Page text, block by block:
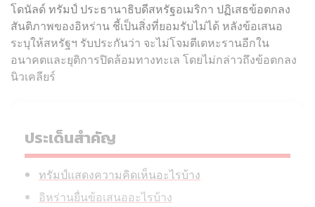
โดนัลด์ ทรัมป์ ประธานาธิบดีสหรัฐอเมริกา ปฏิเสธข้อตกลง
สันติภาพของอิหร่าน ชี้เป็นสิ่งที่ยอมรับไม่ได้ หลังข้อเสนอ
ระบุให้สหรัฐฯ รับประกันว่า จะไม่โจมตีเตหะรานอีกใน
อนาคตและยุติการปิดล้อมทางทะเล โดยไม่กล่าวถึงข้อตกลง
นิวเคลียร์
ประเด็นสำคัญ
ทรัมป์แสดงความคิดเห็นอะไรบ้าง
อิหร่านยื่นข้อเสนออะไรบ้าง